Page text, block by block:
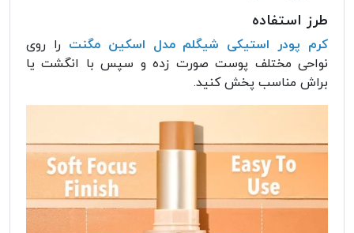
طرز استفاده
کرم پودر استیکی شیگلم مدل اسکین مگنت را روی
نواحی مختلف پوست صورت زده و سپس با انگشت یا
براش مناسب پخش کنید.